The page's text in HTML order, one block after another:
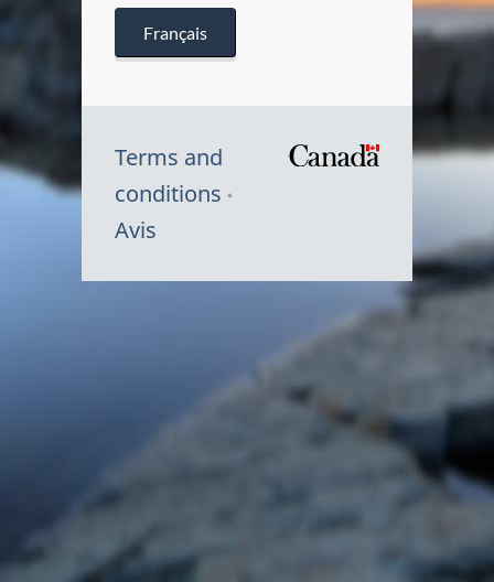
Français
Terms and
conditions
Avis
du